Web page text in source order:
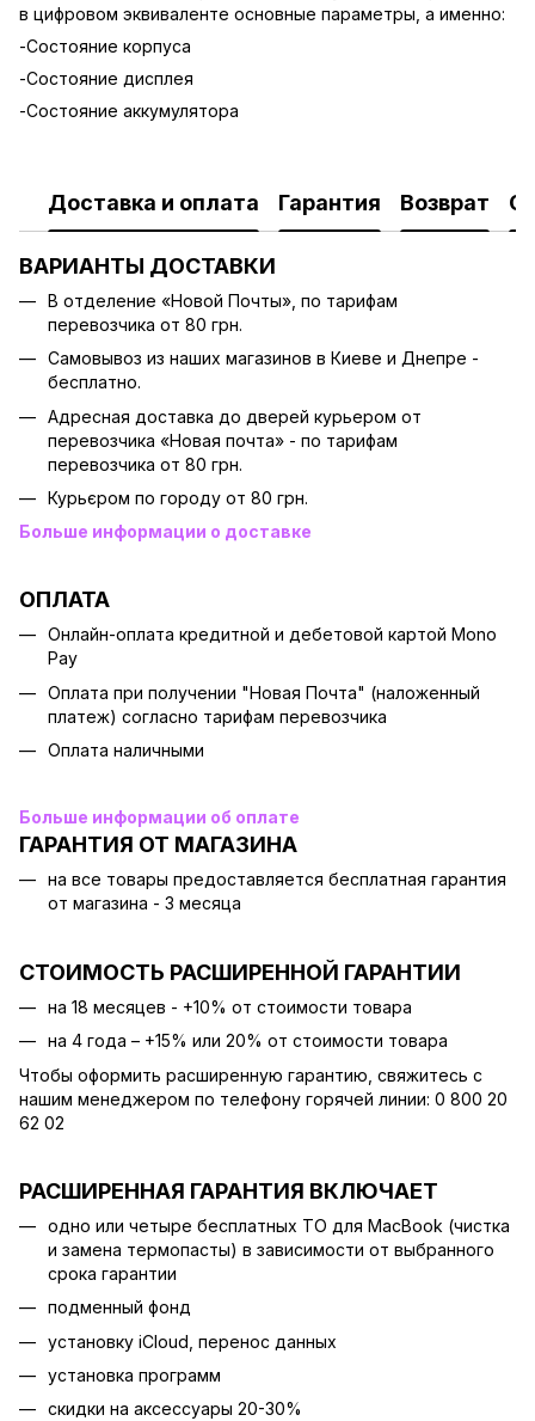
в цифровом эквиваленте основные параметры, а именно:
-Состояние корпуса
-Состояние дисплея
-Состояние аккумулятора
Доставка и оплата Гарантия Возврат
ВАРИАНТЫ ДОСТАВКИ
В отделение «Новой Почты», по тарифам
перевозчика от 80 грн.
Cамовывоз из наших магазинов в Киеве и Днепре -
бесплатно.
Адресная доставка до дверей курьером от
перевозчика «Новая почта» - по тарифам
перевозчика от 80 грн.
Курьєром по городу от 80 грн.
Больше информации о доставке
ОПЛАТА
Онлайн-оплата кредитной и дебетовой картой Mono
Pay
Оплата при получении "Новая Почта" (наложенный
платеж) согласно тарифам перевозчика
Оплата наличными
Больше информации об оплате
ГАРАНТИЯ ОТ МАГАЗИНА
на все товары предоставляется бесплатная гарантия
от магазина - 3 месяца
СТОИМОСТЬ РАСШИРЕННОЙ ГАРАНТИИ
на 18 месяцев - +10% от стоимости товара
на 4 года – +15% или 20% от стоимости товара
Чтобы оформить расширенную гарантию, свяжитесь с
нашим менеджером по телефону горячей линии: 0 800 20
62 02
РАСШИРЕННАЯ ГАРАНТИЯ ВКЛЮЧАЕТ
одно или четыре бесплатных ТО для MacBook (чистка
и замена термопасты) в зависимости от выбранного
срока гарантии
подменный фонд
установку iCloud, перенос данных
установка программ
скидки на аксессуары 20-30%